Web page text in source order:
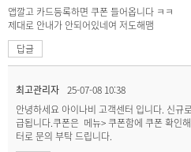
앱깔고 카드등록하면 쿠폰 들어옵니다 ㅋㅋ
제대로 안내가 안되어있네여 저도해맴
답글
최고관리자 25-07-08 10:38
안녕하세요 아이나비 고객센터 입니다. 신규
급됩니다.쿠폰은 메뉴> 쿠폰함에 쿠폰 확인
터로 문의 부탁 드립니다.